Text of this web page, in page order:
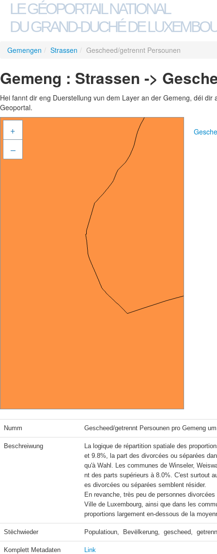
LE GÉOPORTAIL NATIONAL
DU GRAND-DUCHÉ DE
Gemengen / Strassen / Gescheed/getrennt Persounen
Gemeng : Strassen ->
Hei fannt dir eng Duerstellung vun dem Layer an der Gemeng, déi
Geoportal.
+
–
Numm Gescheed/getrennt Persounen pro Gemeng
Beschreiwung
La logique de répartition spatiale des
et 9.8%, la part des divorcées ou séparées
qu'à Wahl. Les communes de Winseler,
nt des parts supérieurs à 8.0%. C'est surtout
es divorcées ou séparées semblent résider.
En revanche, très peu de personnes
Ville de Luxembourg, ainsi que dans les
Stëchwieder Populatioun,  Bevëlkerung,  gescheed,
Komplett Metadaten Link